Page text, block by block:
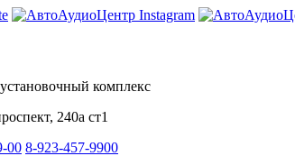
комплекс
240а ст1
00 8-923-457-9900